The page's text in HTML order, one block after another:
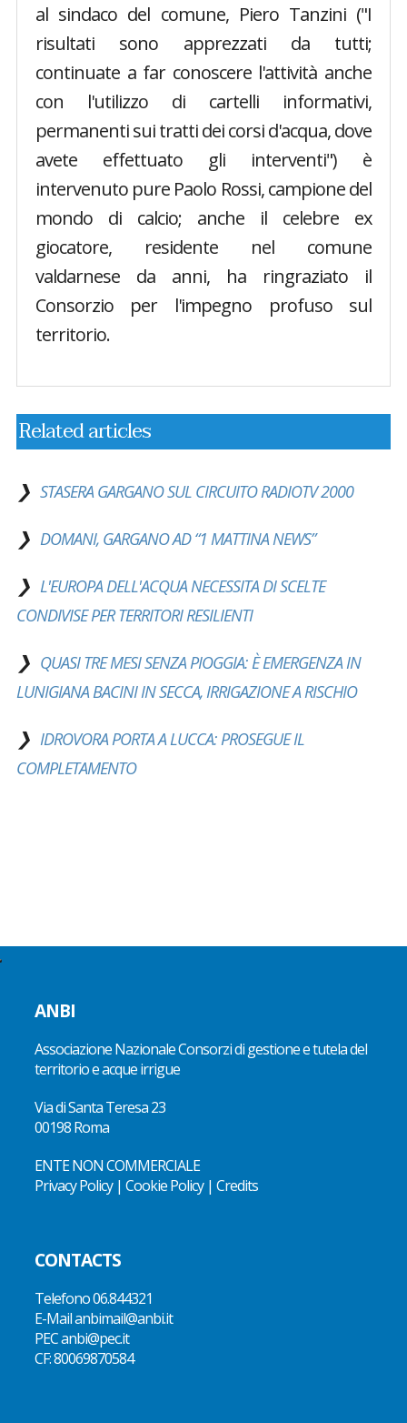
al sindaco del comune, Piero Tanzini ("I
risultati sono apprezzati da tutti;
continuate a far conoscere l'attività anche
con l'utilizzo di cartelli informativi,
permanenti sui tratti dei corsi d'acqua, dove
avete effettuato gli interventi") è
intervenuto pure Paolo Rossi, campione del
mondo di calcio; anche il celebre ex
giocatore, residente nel comune
valdarnese da anni, ha ringraziato il
Consorzio per l'impegno profuso sul
territorio.
Related articles
STASERA GARGANO SUL CIRCUITO RADIOTV 2000
DOMANI, GARGANO AD “1 MATTINA NEWS”
L'EUROPA DELL'ACQUA NECESSITA DI SCELTE
CONDIVISE PER TERRITORI RESILIENTI
QUASI TRE MESI SENZA PIOGGIA: È EMERGENZA IN
LUNIGIANA BACINI IN SECCA, IRRIGAZIONE A RISCHIO
IDROVORA PORTA A LUCCA: PROSEGUE IL
COMPLETAMENTO
ANBI
Associazione Nazionale Consorzi di gestione e tutela del
territorio e acque irrigue
Via di Santa Teresa 23
00198 Roma
ENTE NON COMMERCIALE
Privacy Policy| Cookie Policy| Credits
CONTACTS
Telefono06.844321
E-Mailanbimail@anbi.it
PEC anbi@pec.it
CF:80069870584